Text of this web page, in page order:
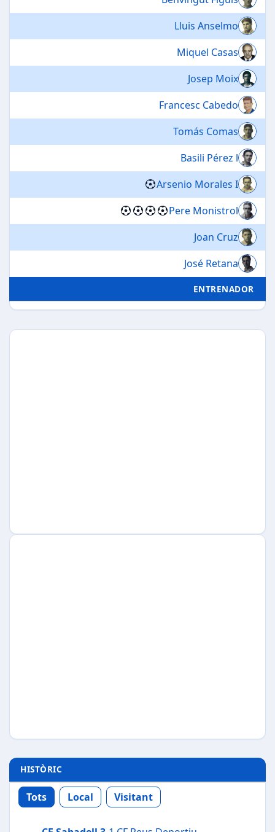
Lluis Anselmo
Miquel Casas
Josep Moix
Francesc Cabedo
Tomás Comas
Basili Pérez l
Arsenio Morales I
Pere Monistrol
Joan Cruz
José Retana
ENTRENADOR
HISTÒRIC
Tots Local Visitant